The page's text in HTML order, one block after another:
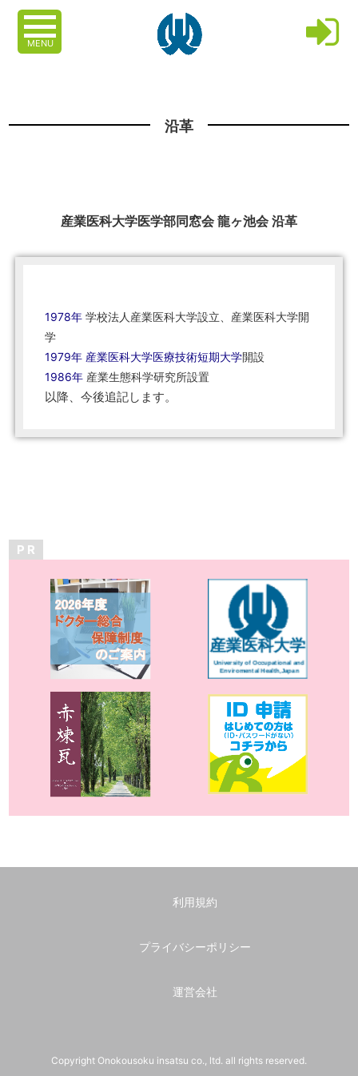
MENU
沿革
産業医科大学医学部同窓会 龍ヶ池会 沿革
1978年 学校法人産業医科大学設立、産業医科大学開
学
1979年 産業医科大学医療技術短期大学開設
1986年 産業生態科学研究所設置
以降、今後追記します。
P R
利用規約
プライバシーポリシー
運営会社
Copyright Onokousoku insatsu co., ltd. all rights reserved.